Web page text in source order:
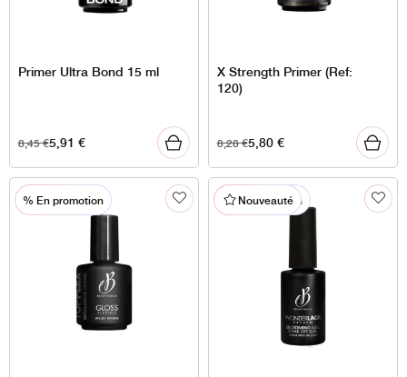
Primer Ultra Bond 15 ml
8,45€5,91 €
X Strength Primer (Ref:
120)
8,28€5,80€
% En promotion % En promotion
Nouveauté